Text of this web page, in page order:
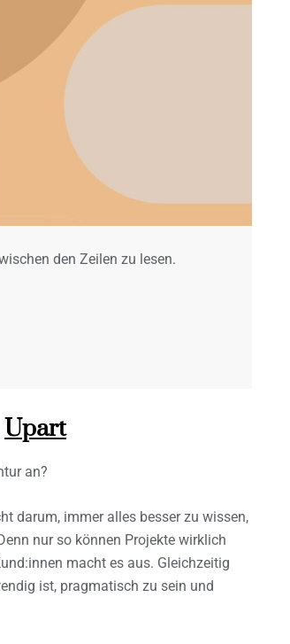
den Zeilen zu lesen.
Upart
an?
darum, immer alles besser zu wissen,
nur so können Projekte wirklich
macht es aus. Gleichzeitig
ist, pragmatisch zu sein und